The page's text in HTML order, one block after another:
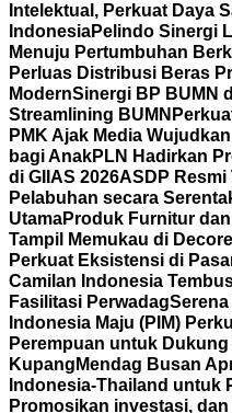
Intelektual, Perkuat Daya
IndonesiaPelindo Sinergi
Menuju Pertumbuhan
Perluas Distribusi Beras
ModernSinergi BP BUMN
Streamlining BUMN
PMK Ajak Media
bagi AnakPLN Hadirkan
di GIIAS 2026ASDP
Pelabuhan secara
UtamaProduk Furnitur
Tampil Memukau di
Perkuat Eksistensi di
Camilan Indonesia
Fasilitasi Perwadag
Indonesia Maju (PIM)
Perempuan untuk
Kupang Mendag Busan
Indonesia-Thailand untuk
Promosikan investasi,